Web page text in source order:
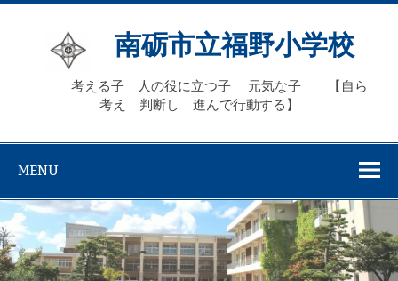
Skip
南砺市立福野小学校
考える子 人の役に立つ子 元気な子 【自ら
考え 判断し 進んで行動する】
MENU